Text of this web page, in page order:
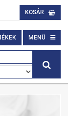
KOSÁR
MENÜ